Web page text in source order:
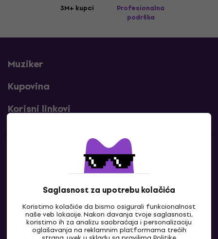
Saglasnost za upotrebu kolačića
Koristimo kolačiće da bismo osigurali funkcionalnost
naše veb lokacije. Nakon davanja tvoje saglasnosti,
koristimo ih za analizu saobraćaja i personalizaciju
oglašavanja na reklamnim platformama trećih
3M+ kupci
Profesionalna
podrška
Muziker
Kupovina
Korisni linkovi
Kontakti
Kontaktiraj nas